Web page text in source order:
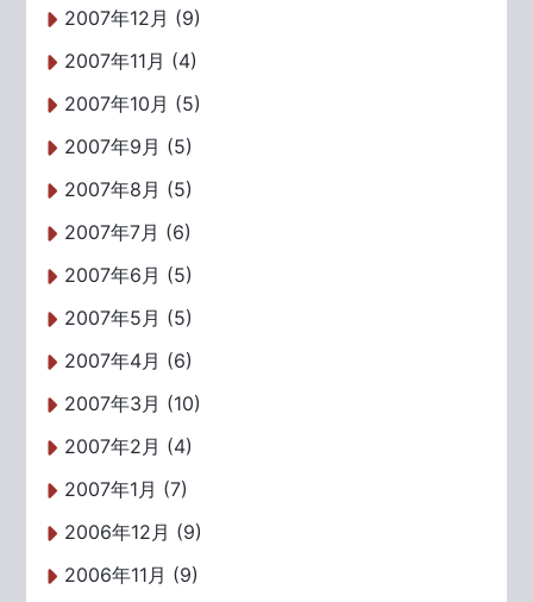
2007年12月 (9)
2007年11月 (4)
2007年10月 (5)
2007年9月 (5)
2007年8月 (5)
2007年7月 (6)
2007年6月 (5)
2007年5月 (5)
2007年4月 (6)
2007年3月 (10)
2007年2月 (4)
2007年1月 (7)
2006年12月 (9)
2006年11月 (9)